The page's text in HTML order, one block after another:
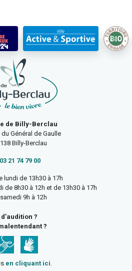
de Billy-Berclau
du Général de Gaulle
Billy-Berclau
03 21 74 79 00
lundi de 13h30 à 17h
de 8h30 à 12h et de 13h30 à 17h
samedi 9h à 12h
?
?
en cliquant ici.